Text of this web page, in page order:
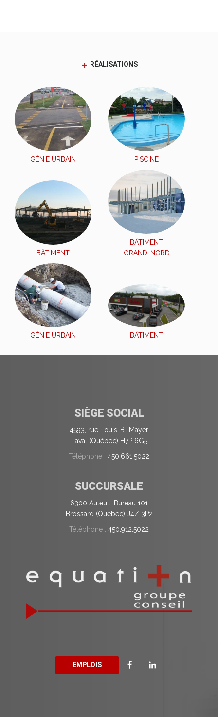
RÉALISATIONS
GÉNIE URBAIN PISCINE
BÂTIMENT
BÂTIMENT
GRAND-NORD
GÉNIE URBAIN BÂTIMENT
SIÈGE SOCIAL
4593, rue Louis-B.-Mayer
Laval (Québec) H7P 6G5
Téléphone : 450.661.5022
SUCCURSALE
6300 Auteuil, Bureau 101
Brossard (Québec) J4Z 3P2
Téléphone : 450.912.5022
EMPLOIS